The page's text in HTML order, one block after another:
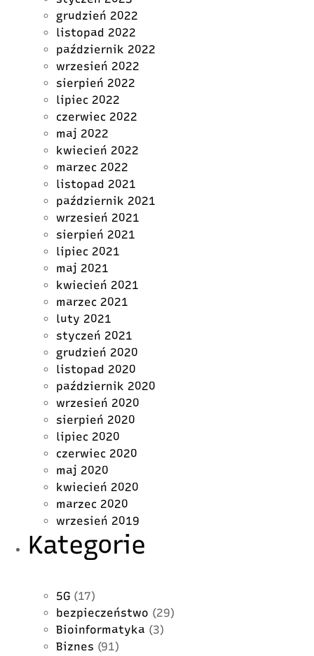
grudzień 2022
listopad 2022
październik 2022
wrzesień 2022
sierpień 2022
lipiec 2022
czerwiec 2022
maj 2022
kwiecień 2022
marzec 2022
listopad 2021
październik 2021
wrzesień 2021
sierpień 2021
lipiec 2021
maj 2021
kwiecień 2021
marzec 2021
luty 2021
styczeń 2021
grudzień 2020
listopad 2020
październik 2020
wrzesień 2020
sierpień 2020
lipiec 2020
czerwiec 2020
maj 2020
kwiecień 2020
marzec 2020
wrzesień 2019
Kategorie
5G (17)
bezpieczeństwo (29)
Bioinformatyka (3)
Biznes (91)